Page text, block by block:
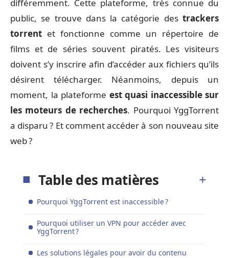
différemment. Cette plateforme, très connue du
public, se trouve dans la catégorie des trackers
torrent et fonctionne comme un répertoire de
films et de séries souvent piratés. Les visiteurs
doivent s’y inscrire afin d’accéder aux fichiers qu’ils
désirent télécharger. Néanmoins, depuis un
moment, la plateforme est quasi inaccessible sur
les moteurs de recherches. Pourquoi YggTorrent
a disparu ? Et comment accéder à son nouveau site
web ?
Table des matières
Pourquoi YggTorrent est inaccessible ?
Pourquoi utiliser un VPN pour accéder avec
YggTorrent ?
Les solutions légales pour avoir du contenu